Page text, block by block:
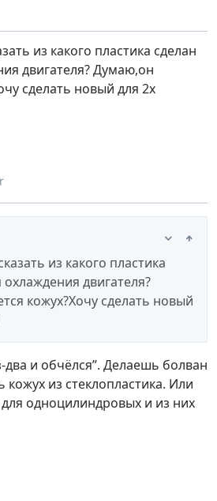
из какого пластика сделан
двигателя? Думаю,он
сделать новый для 2х
из какого пластика
двигателя?
кожух?Хочу сделать новый
два и обчёлся”. Делаешь болван
из стеклопластика. Или
для одноцилиндровых и из них